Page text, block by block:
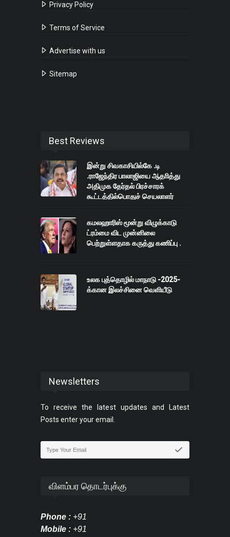
Privacy Policy
Terms of Service
Advertise with us
Sitemap
Best Reviews
இன்று சிவகாசியில்கே .டி
.ராஜேந்திர பாலாஜியை ஆதாித்து
அதிமுக தேர்தல் பிரச்சாரக்
கூட்டத்தில்பொதுச் செயலாளர்
கமலஹாரிஸ் மூன்று விழுக்காடு
ட்ரம்மை விட முன்னிலை
பெற்றுள்ளதாக கருத்து கணிப்பு .
உலக புத்தொழில் மாநாடு -2025-
க்கான இலச்சினை வெளியீடு
Newsletters
To receive the latest updates and Latest
Posts enter your email.
விளம்பர தொடர்புக்கு
Phone : +91
Mobile : +91